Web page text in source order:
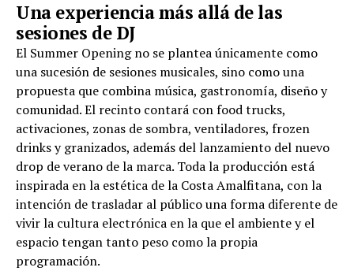
Una experiencia más allá de las
sesiones de DJ
El Summer Opening no se plantea únicamente como
una sucesión de sesiones musicales, sino como una
propuesta que combina música, gastronomía, diseño y
comunidad. El recinto contará con food trucks,
activaciones, zonas de sombra, ventiladores, frozen
drinks y granizados, además del lanzamiento del nuevo
drop de verano de la marca. Toda la producción está
inspirada en la estética de la Costa Amalfitana, con la
intención de trasladar al público una forma diferente de
vivir la cultura electrónica en la que el ambiente y el
espacio tengan tanto peso como la propia
programación.